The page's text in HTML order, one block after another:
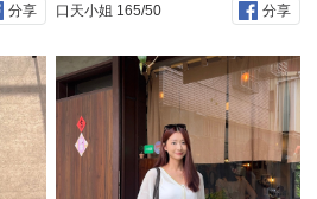
分享 口天小姐 165/50 分享